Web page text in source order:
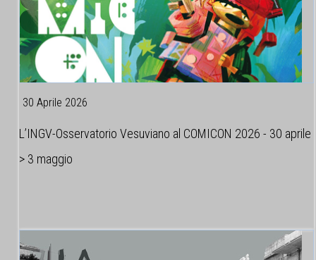
30 Aprile 2026
L’INGV-Osservatorio Vesuviano al COMICON 2026 - 30 aprile
> 3 maggio